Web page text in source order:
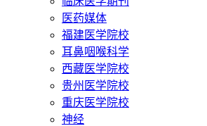
医药媒体
福建医学院校
耳鼻咽喉科学
西藏医学院校
贵州医学院校
重庆医学院校
神经